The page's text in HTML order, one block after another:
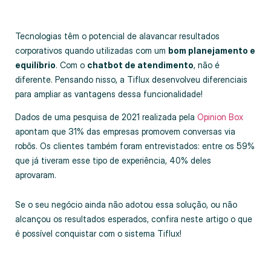
Tecnologias têm o potencial de alavancar resultados
corporativos quando utilizadas com um bom planejamento e
equilíbrio. Com o chatbot de atendimento, não é
diferente. Pensando nisso, a Tiflux desenvolveu diferenciais
para ampliar as vantagens dessa funcionalidade!
Dados de uma pesquisa de 2021 realizada pela Opinion Box
apontam que 31% das empresas promovem conversas via
robôs. Os clientes também foram entrevistados: entre os 59%
que já tiveram esse tipo de experiência, 40% deles
aprovaram.
Se o seu negócio ainda não adotou essa solução, ou não
alcançou os resultados esperados, confira neste artigo o que
é possível conquistar com o sistema Tiflux!